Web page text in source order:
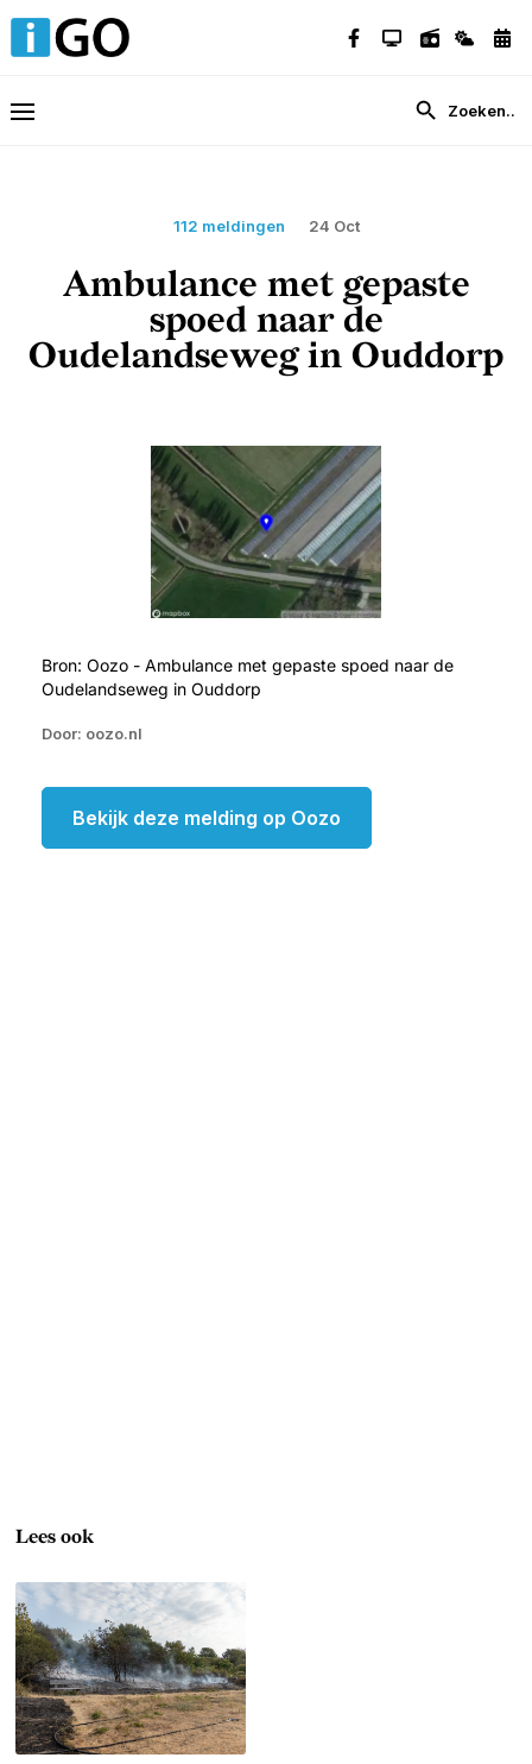
112 meldingen 24 Oct
Ambulance met gepaste
spoed naar de
Oudelandseweg in Ouddorp
Bron: Oozo - Ambulance met gepaste spoed naar de
Oudelandseweg in Ouddorp
Door: oozo.nl
Bekijk deze melding op Oozo
Lees ook